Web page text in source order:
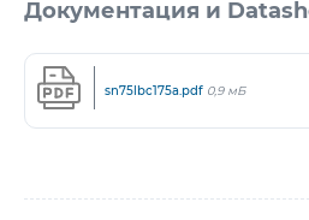
Документация и
sn75lbc175a.pdf 0,9 мБ